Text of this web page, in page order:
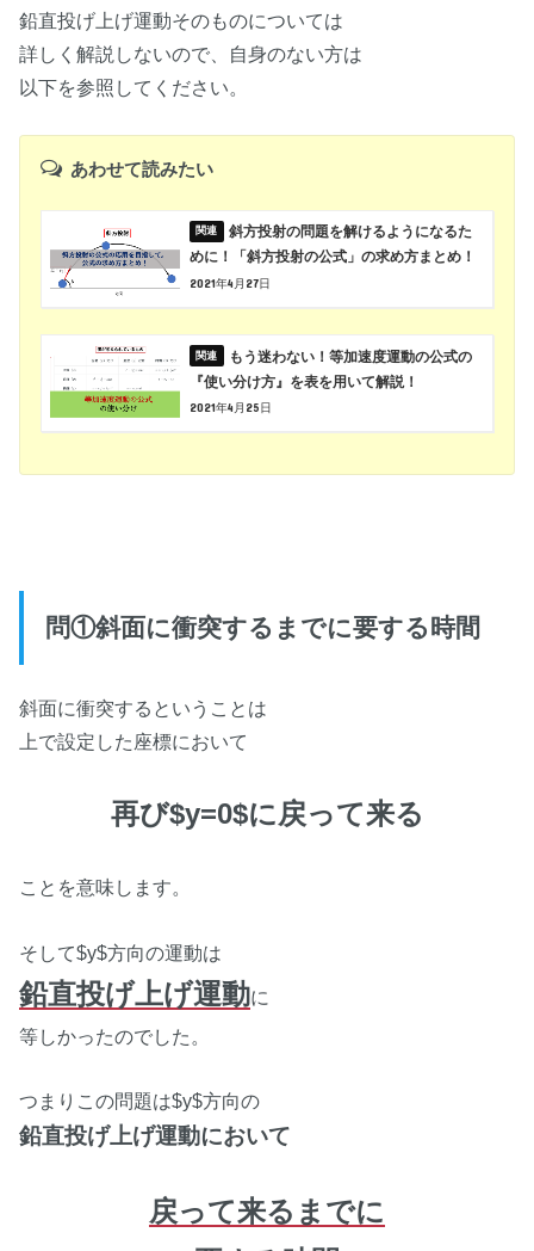
鉛直投げ上げ運動そのものについては
詳しく解説しないので、自身のない方は
以下を参照してください。
あわせて読みたい
斜方投射の問題を解けるようになるた
めに！「斜方投射の公式」の求め方まとめ！
2021年4月27日
もう迷わない！等加速度運動の公式の
『使い分け方』を表を用いて解説！
2021年4月25日
問①斜面に衝突するまでに要する時間
斜面に衝突するということは
上で設定した座標において
再び$y=0$に戻って来る
ことを意味します。
そして$y$方向の運動は
鉛直投げ上げ運動に
等しかったのでした。
つまりこの問題は$y$方向の
鉛直投げ上げ運動において
戻って来るまでに